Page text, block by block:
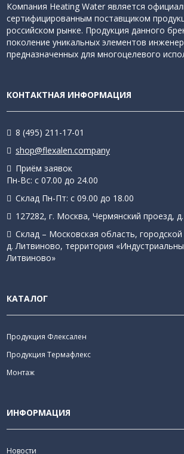
Компания Heating Water является
сертифицированным поставщиком
российском рынке. Продукция данного
поколение уникальных элементов
предназначенных для многоцелевого
КОНТАКТНАЯ ИНФОРМАЦИЯ
8 (495) 211-17-01
shop@flexalen.company
Приём заявок
Пн-Вс: с 07.00 до 24.00
Склад Пн-Пт: с 09.00 до 18.00
127282, г. Москва, Чермянский проезд,
Склад – Московская область,
д. Литвиново, территория
Литвиново»
КАТАЛОГ
Продукция Флексален
Продукция Термафлекс
Монтаж
ИНФОРМАЦИЯ
Новости